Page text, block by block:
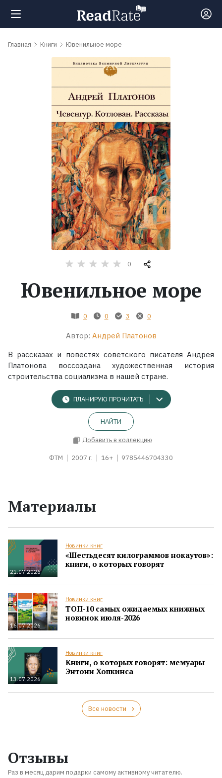
Поиск
обсуждаемые
Экранизации
Главная Книги Ювенильное море
0
Ювенильное море
0 0 3 0
Автор: Андрей Платонов
В рассказах и повестях советского писателя Андрея
Платонова воссоздана художественная история
строительства социализма в нашей стране.
ПЛАНИРУЮ ПРОЧИТАТЬ
НАЙТИ
Добавить в коллекцию
ФТМ 2007 г. 16+ 9785446704330
Материалы
21.07.2026
Новинки книг
«Шестьдесят килограммов нокаутов»:
книги, о которых говорят
16.07.2026
Новинки книг
ТОП-10 самых ожидаемых книжных
новинок июля-2026
13.07.2026
Новинки книг
Книги, о которых говорят: мемуары
Энтони Хопкинса
Все новости
Отзывы
Раз в месяц дарим подарки самому активному читателю.